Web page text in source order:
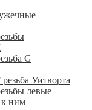
G
Уитворта
левые
ним